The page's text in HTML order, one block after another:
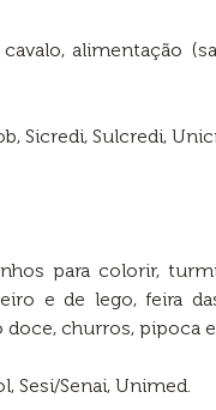
alimentação
Sicredi, Sulcredi,
para colorir,
e de lego, feira
churros, pipoca
Sesi/Senai, Unimed.